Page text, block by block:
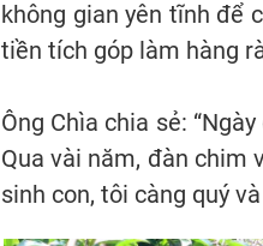
không gian yên tĩnh để
tiền tích góp làm hàng
Ông Chìa chia sẻ:
Qua vài năm, đàn chim
sinh con, tôi càng quý